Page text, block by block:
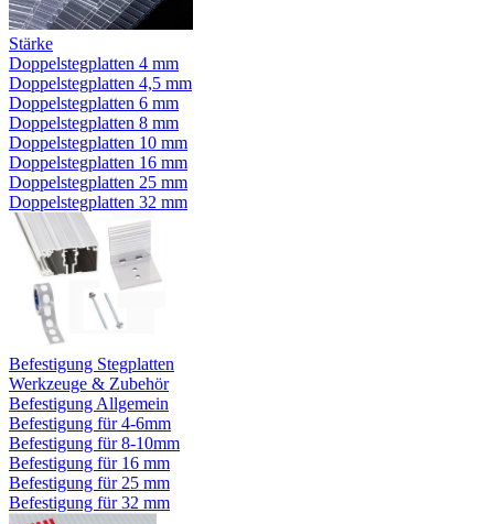
Stärke
Doppelstegplatten 4 mm
Doppelstegplatten 4,5 mm
Doppelstegplatten 6 mm
Doppelstegplatten 8 mm
Doppelstegplatten 10 mm
Doppelstegplatten 16 mm
Doppelstegplatten 25 mm
Doppelstegplatten 32 mm
Befestigung Stegplatten
Werkzeuge & Zubehör
Befestigung Allgemein
Befestigung für 4-6mm
Befestigung für 8-10mm
Befestigung für 16 mm
Befestigung für 25 mm
Befestigung für 32 mm